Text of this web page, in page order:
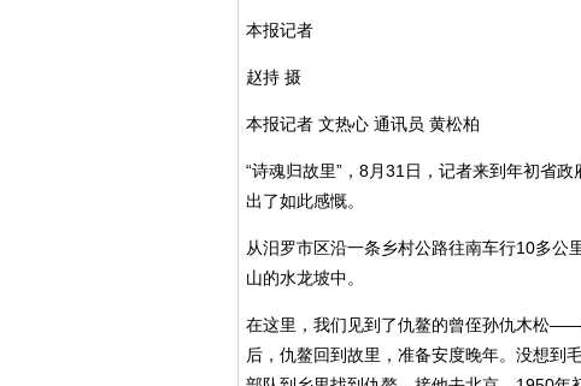
本报记者
赵持 摄
本报记者 文热心 通讯员 黄松柏
“诗魂归故里”，8月31日，记者来到年初省
出了如此感慨。
从汨罗市区沿一条乡村公路往南车行10多
山的水龙坡中。
在这里，我们见到了仇鳌的曾侄孙仇木松
后，仇鳌回到故里，准备安度晚年。没想到